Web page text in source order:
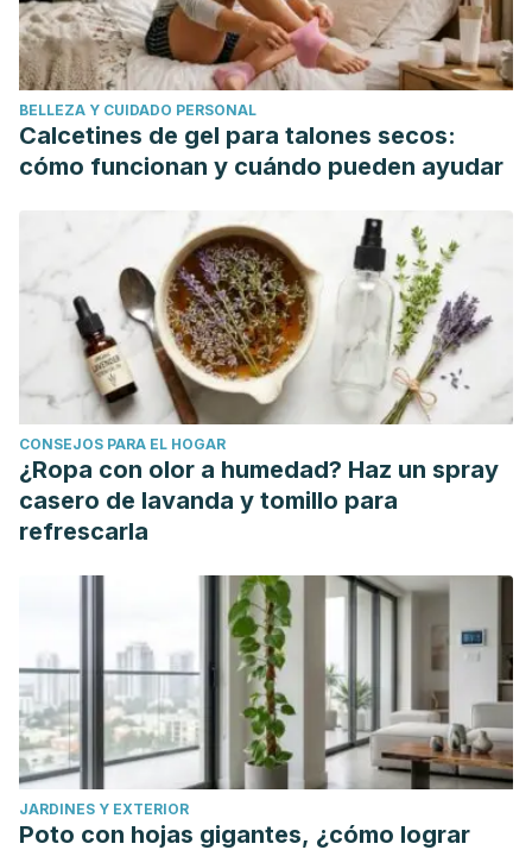
https://doi.org/10.1017/CBO9781107415324.004
Merino, J., & Noriega, M. (2011). La piel: Estructura y
Funciones. Universidad de Cantabria.
BELLEZA Y CUIDADO PERSONAL
Calcetines de gel para talones secos:
cómo funcionan y cuándo pueden ayudar
CONSEJOS PARA EL HOGAR
¿Ropa con olor a humedad? Haz un spray
casero de lavanda y tomillo para
refrescarla
JARDINES Y EXTERIOR
Poto con hojas gigantes, ¿cómo lograr